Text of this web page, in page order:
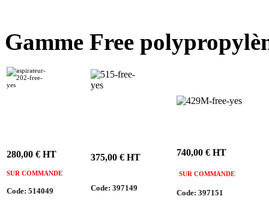
Gamme Free
280,00 € HT
SUR COMMANDE
Code: 514049
375,00 € HT
Code: 397149
740,00 € HT
SUR COMMANDE
Code: 397151